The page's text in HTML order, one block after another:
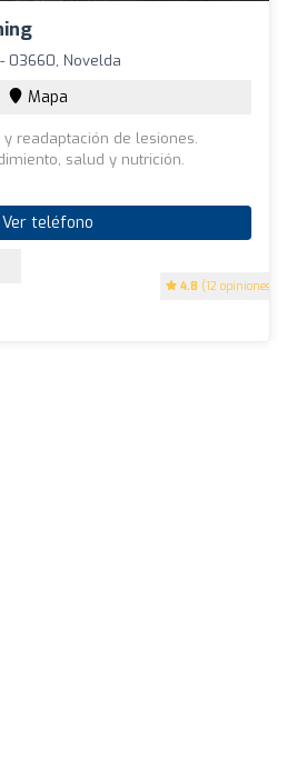
4.8 (12 opiniones)
03660, Novelda
Mapa
readaptación de lesiones.
salud y nutrición.
Ver teléfono